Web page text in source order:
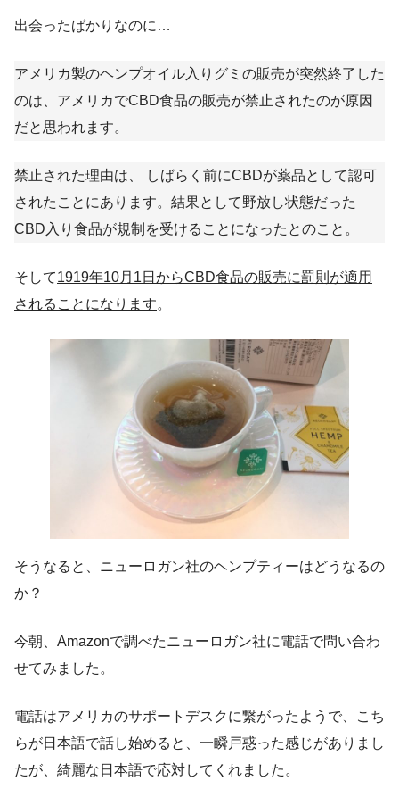
出会ったばかりなのに…
アメリカ製のヘンプオイル入りグミの販売が突然終了した
のは、アメリカでCBD食品の販売が禁止されたのが原因
だと思われます。
禁止された理由は、 しばらく前にCBDが薬品として認可
されたことにあります。結果として野放し状態だった
CBD入り食品が規制を受けることになったとのこと。
そして1919年10月1日からCBD食品の販売に罰則が適用
されることになります。
そうなると、ニューロガン社のヘンプティーはどうなるの
か？
今朝、Amazonで調べたニューロガン社に電話で問い合わ
せてみました。
電話はアメリカのサポートデスクに繋がったようで、こち
らが日本語で話し始めると、一瞬戸惑った感じがありまし
たが、綺麗な日本語で応対してくれました。